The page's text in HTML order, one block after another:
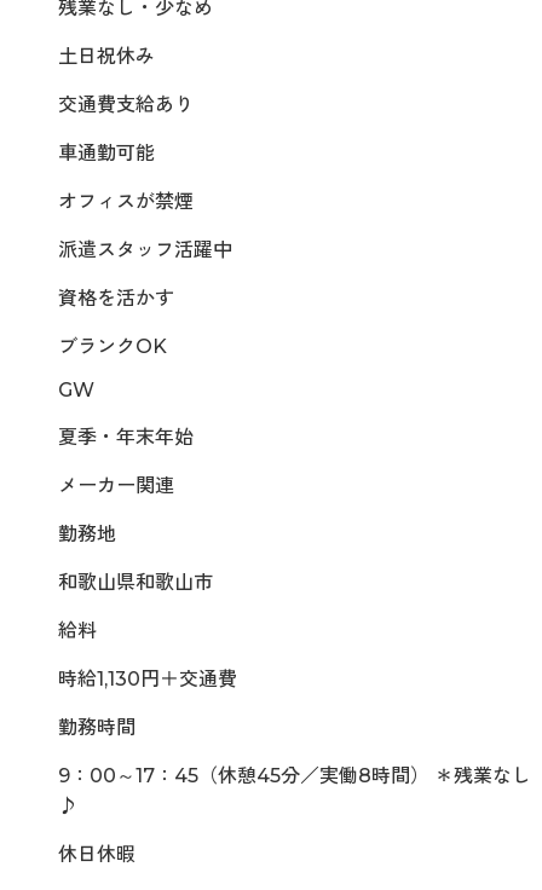
残業なし・少なめ
土日祝休み
交通費支給あり
車通勤可能
オフィスが禁煙
派遣スタッフ活躍中
資格を活かす
ブランクOK
GW
夏季・年末年始
メーカー関連
勤務地
和歌山県和歌山市
給料
時給1,130円＋交通費
勤務時間
9：00～17：45（休憩45分／実働8時間） ＊残業なし
♪
休日休暇